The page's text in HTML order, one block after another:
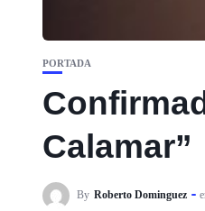
PORTADA
Calamar”
By Roberto Dominguez